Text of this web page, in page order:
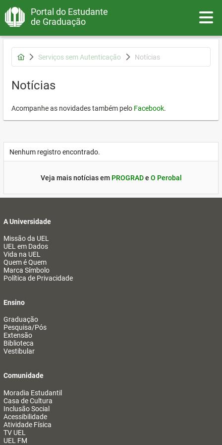
Portal do Estudante
de Graduação
Serviços sem Autenticação Notícias
Notícias
Acompanhe as novidades também pelo Facebook.
Nenhum registro encontrado.
Veja mais notícias em PROGRADe O Perobal
A Universidade
Missão da UEL
UEL em Dados
Vida na UEL
Quem é Quem
Marca Símbolo
Política de Privacidade
Ensino
Graduação
Pesquisa/Pós
Extensão
Biblioteca
Vestibular
Comunidade
Moradia Estudantil
Casa de Cultura
Inclusão Social
Acessibilidade
Atividade Física
TV UEL
UEL FM